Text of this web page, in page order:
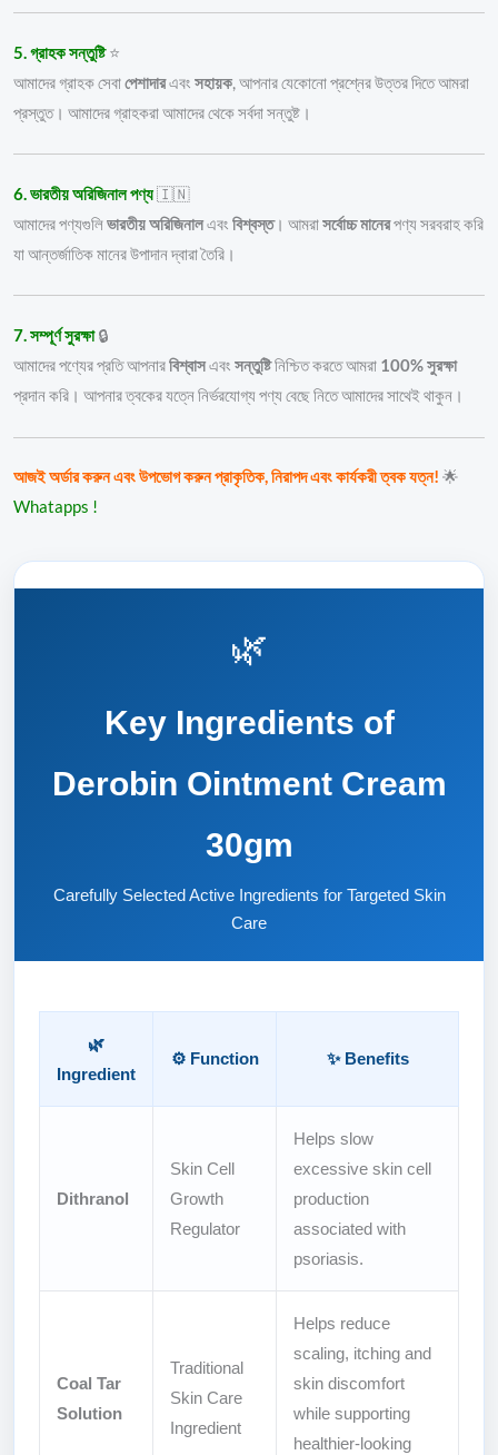
5. গ্রাহক সন্তুষ্টি ⭐
আমাদের গ্রাহক সেবাপেশাদারএবং সহায়ক, আপনার যেকোনো প্রশ্নের উত্তর দিতে আমরা
প্রস্তুত। আমাদের গ্রাহকরা আমাদের থেকে সর্বদা সন্তুষ্ট।
6. ভারতীয় অরিজিনাল পণ্য🇮🇳
আমাদের পণ্যগুলিভারতীয় অরিজিনালএবং বিশ্বস্ত। আমরাসর্বোচ্চ মানেরপণ্য সরবরাহ করি
যা আন্তর্জাতিক মানের উপাদান দ্বারা তৈরি।
7. সম্পূর্ণ সুরক্ষা🔒
আমাদের পণ্যের প্রতি আপনারবিশ্বাসএবং সন্তুষ্টিনিশ্চিত করতে আমরা 100% সুরক্ষা
প্রদান করি। আপনার ত্বকের যত্নে নির্ভরযোগ্য পণ্য বেছে নিতে আমাদের সাথেই থাকুন।
আজই অর্ডার করুন এবং উপভোগ করুন প্রাকৃতিক, নিরাপদ এবং কার্যকরী ত্বক যত্ন! 🌟
Whatapps !
🌿
Key Ingredients of
Derobin Ointment Cream
30gm
Carefully Selected Active Ingredients for Targeted Skin
Care
🌿
Ingredient
⚙️ Function ✨ Benefits
Dithranol
Skin Cell
Growth
Regulator
Helps slow
excessive skin cell
production
associated with
psoriasis.
Coal Tar
Solution
Traditional
Skin Care
Ingredient
Helps reduce
scaling, itching and
skin discomfort
while supporting
healthier-looking